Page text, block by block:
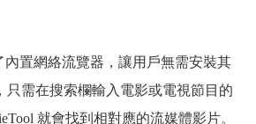
內置網絡流覽器，讓用戶無需安裝其
只需在搜索欄輸入電影或電視節目的
就會找到相對應的流媒體影片。